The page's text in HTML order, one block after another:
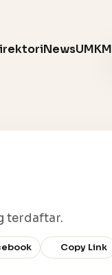
NewsUMKM
terdaftar.
Copy Link